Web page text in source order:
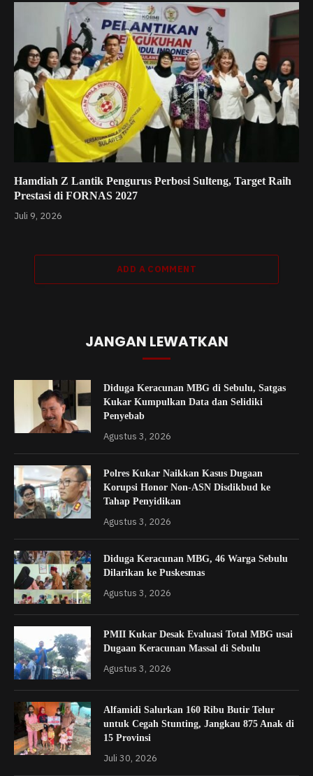
Hamdiah Z Lantik Pengurus Perbosi Sulteng, Target Raih
Prestasi di FORNAS 2027
Juli 9, 2026
ADD A COMMENT
JANGAN LEWATKAN
Diduga Keracunan MBG di Sebulu, Satgas
Kukar Kumpulkan Data dan Selidiki
Penyebab
Agustus 3, 2026
Polres Kukar Naikkan Kasus Dugaan
Korupsi Honor Non-ASN Disdikbud ke
Tahap Penyidikan
Agustus 3, 2026
Diduga Keracunan MBG, 46 Warga Sebulu
Dilarikan ke Puskesmas
Agustus 3, 2026
PMII Kukar Desak Evaluasi Total MBG usai
Dugaan Keracunan Massal di Sebulu
Agustus 3, 2026
Alfamidi Salurkan 160 Ribu Butir Telur
untuk Cegah Stunting, Jangkau 875 Anak di
15 Provinsi
Juli 30, 2026